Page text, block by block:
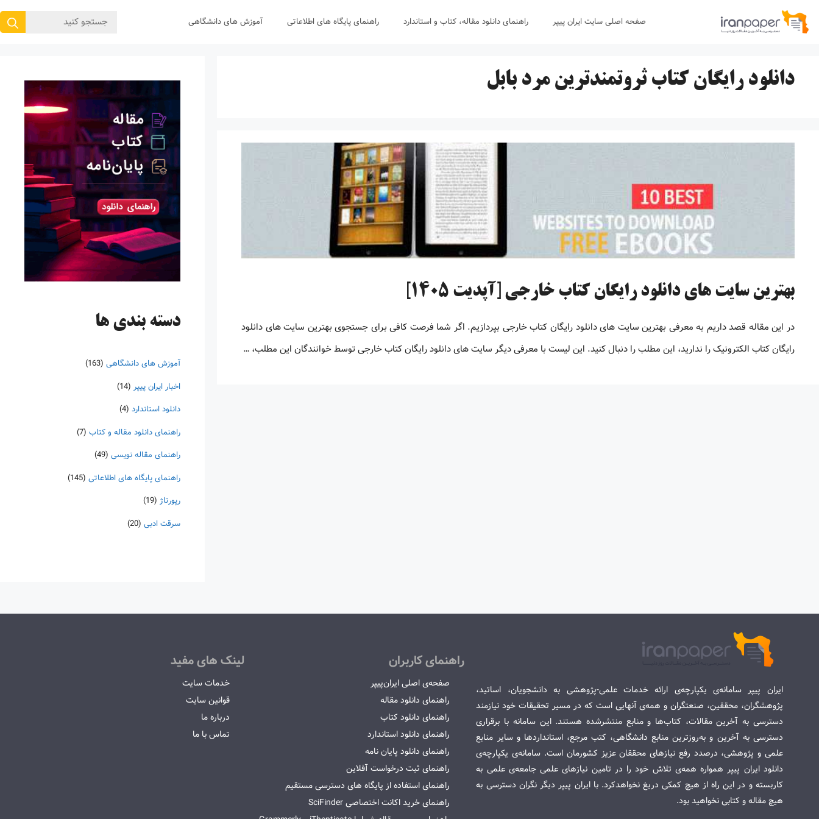
پرش
صفحه اصلی سایت ایران پیپر راهنمای دانلود مقاله، کتاب و استاندارد راهنمای پایگاه های اطلاعاتی آموزش های دانشگاهی
جستجوی
دانلود رایگان کتاب ثروتمندترین مرد بابل
بهترین سایت های دانلود رایگان کتاب خارجی [آپدیت 1405]
در این مقاله قصد داریم به معرفی بهترین سایت های دانلود رایگان کتاب خارجی بپردازیم. اگر شما فرصت کافی برای جستجوی بهترین سایت های دانلود
رایگان کتاب الکترونیک را ندارید، این مطلب را دنبال کنید. این لیست با معرفی دیگر سایت های دانلود رایگان کتاب خارجی توسط خوانندگان این مطلب، …
دسته‌ بندی ها
آموزش های دانشگاهی (163)
اخبار ایران پیپر (14)
دانلود استاندارد (4)
راهنمای دانلود مقاله و کتاب (7)
راهنمای مقاله نویسی (49)
راهنمای پایگاه های اطلاعاتی (145)
رپورتاژ (19)
سرقت ادبی (20)
ایران پیپر سامانه‌ی یکپارچه‌ی ارائه خدمات علمی-پژوهشی به دانشجویان، اساتید،
پژوهشگران، محققین، صنعتگران و همه‌ی آنهایی است که در مسیر تحقیقات خود نیازمند
دسترسی به آخرین مقالات، کتاب‌ها و منابع منتشرشده هستند. این سامانه با برقراری
دسترسی به آخرین و به‌روزترین منابع دانشگاهی، کتب مرجع، استانداردها و سایر منابع
علمی و پژوهشی، درصدد رفع نیازهای محققان عزیز کشورمان است. سامانه‌ی یکپارچه‌ی
دانلود ایران پیپر همواره همه‌ی تلاش خود را در تامین نیازهای علمی جامعه‌ی علمی به
کاربسته و در این راه از هیچ کمکی دریغ نخواهدکرد. با ایران پیپر دیگر نگران دسترسی به
هیچ مقاله و کتابی نخواهید بود.
راهنمای کاربران
صفحه‌ی اصلی ایران‌پیپر
راهنمای دانلود مقاله
راهنمای دانلود کتاب
راهنمای دانلود استاندارد
راهنمای دانلود پایان نامه
راهنمای ثبت درخواست آفلاین
راهنمای استفاده از پایگاه های دسترسی مستقیم
راهنمای خرید اکانت اختصاصی SciFinder
لینک های مفید
خدمات سایت
قوانین سایت
درباره ما
تماس با ما